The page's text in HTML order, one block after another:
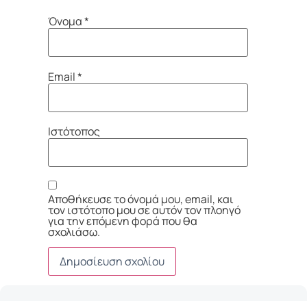
Όνομα*
Email*
Ιστότοπος
Αποθήκευσε το όνομά μου, email, και
τον ιστότοπο μου σε αυτόν τον πλοηγό
για την επόμενη φορά που θα
σχολιάσω.